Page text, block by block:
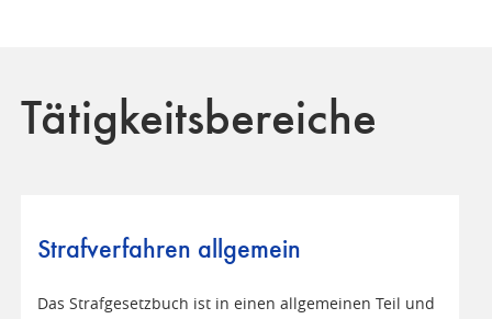
Tätigkeitsbereiche
Strafverfahren allgemein
Das Strafgesetzbuch ist in einen allgemeinen Teil und